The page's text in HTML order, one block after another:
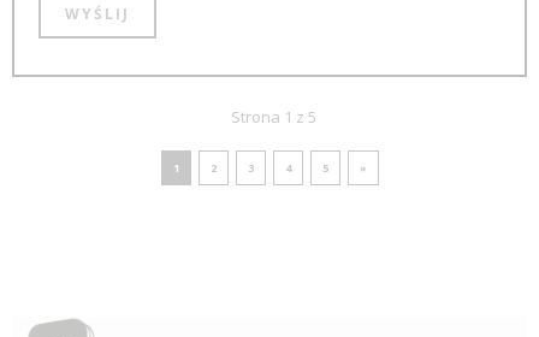
Strona 1 z 5
1 2 3 4 5 »